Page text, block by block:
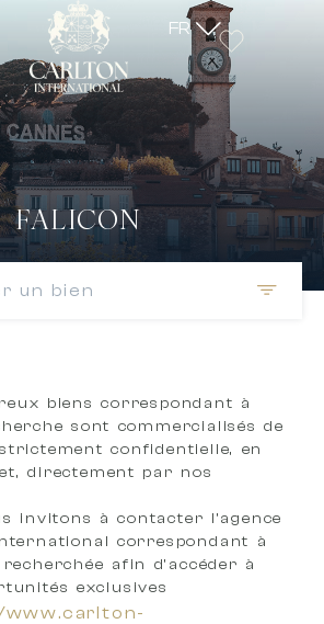
FR
un bien
FALICON
biens correspondant à
sont commercialisés de
confidentielle, en
directement par nos
invitons àcontacter l’agence
correspondant à
recherchée afin d’accéder à
exclusives